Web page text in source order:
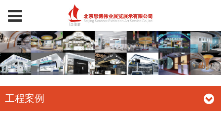
工程案例